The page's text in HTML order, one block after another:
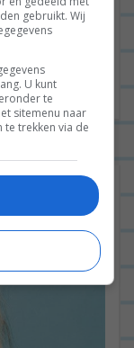
gebruikt. Wij
U kunt
te
sitemenu naar
te trekken via de